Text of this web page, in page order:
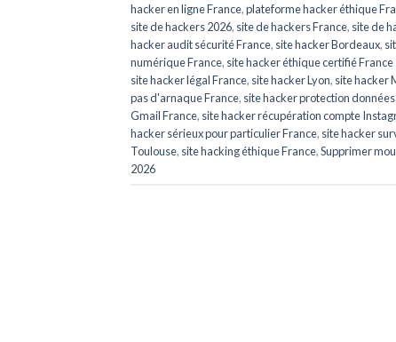
hacker en ligne France,plateforme hacker éthique
site de hackers 2026, site de hackers France, site de
hacker audit sécurité France, site hacker Bordeaux,
numérique France, site hacker éthique certifié France
site hacker légal France, site hacker Lyon, site hacker
pas d'arnaque France, site hacker protection
Gmail France, site hacker récupération compte
hacker sérieux pour particulier France, site hacker
Toulouse, site hacking éthique France,Supprimer
2026